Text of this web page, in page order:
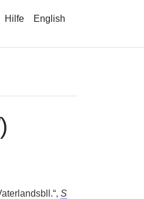
Hilfe English
)
S